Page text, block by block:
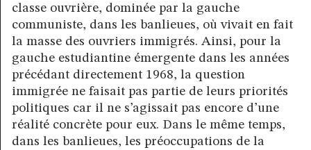
classe ouvrière, dominée par la gauche
communiste, dans les banlieues, où vivait en fait
la masse des ouvriers immigrés. Ainsi, pour la
gauche estudiantine émergente dans les années
précédant directement 1968, la question
immigrée ne faisait pas partie de leurs priorités
politiques car il ne s’agissait pas encore d’une
réalité concrète pour eux. Dans le même temps,
dans les banlieues, les préoccupations de la